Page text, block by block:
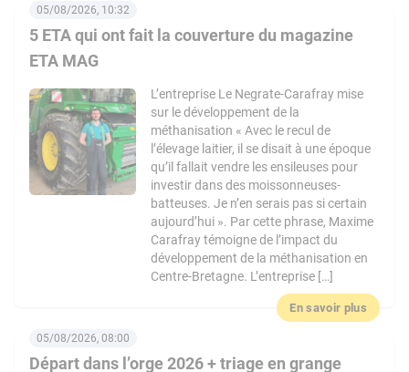
5 ETA qui ont fait la couverture du magazine
ETA MAG
05/08/2026, 10:32
L’entreprise Le Negrate-Carafray mise
sur le développement de la
méthanisation « Avec le recul de
l’élevage laitier, il se disait à une époque
qu’il fallait vendre les ensileuses pour
investir dans des moissonneuses-
batteuses. Je n’en serais pas si certain
aujourd’hui ». Par cette phrase, Maxime
Carafray témoigne de l’impact du
développement de la méthanisation en
Centre-Bretagne. L’entreprise […]
En savoir plus
Départ dans l’orge 2026 + triage en grange
05/08/2026, 08:00